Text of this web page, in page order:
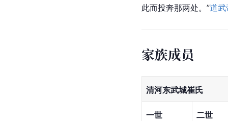
此而投奔那两处。”道武
家族成员
清河东武城崔氏
一世 二世